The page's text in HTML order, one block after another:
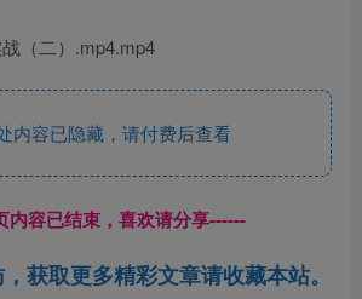
（二）.mp4.mp4
容已隐藏，请付费后查看
内容已结束，喜欢请分享------
获取更多精彩文章请收藏本站。